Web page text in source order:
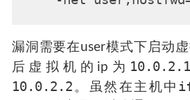
漏洞需要在user模式下启动
后虚拟机的ip为
10.0.2.2 。虽然在主机中